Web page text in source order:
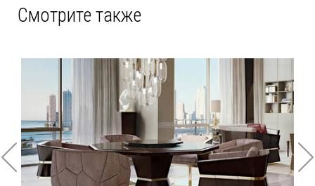
Смотрите также